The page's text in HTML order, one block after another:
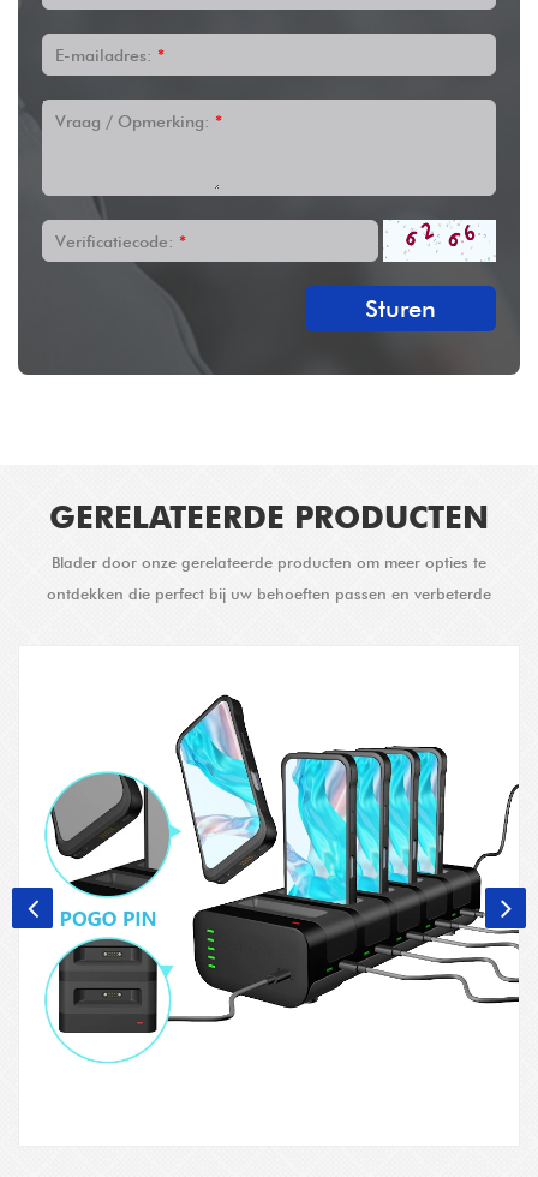
E-mailadres: *
Vraag / Opmerking: *
Verificatiecode: *
Sturen
GERELATEERDE PRODUCTEN
Blader door onze gerelateerde producten om meer opties te
ontdekken die perfect bij uw behoeften passen en verbeterde